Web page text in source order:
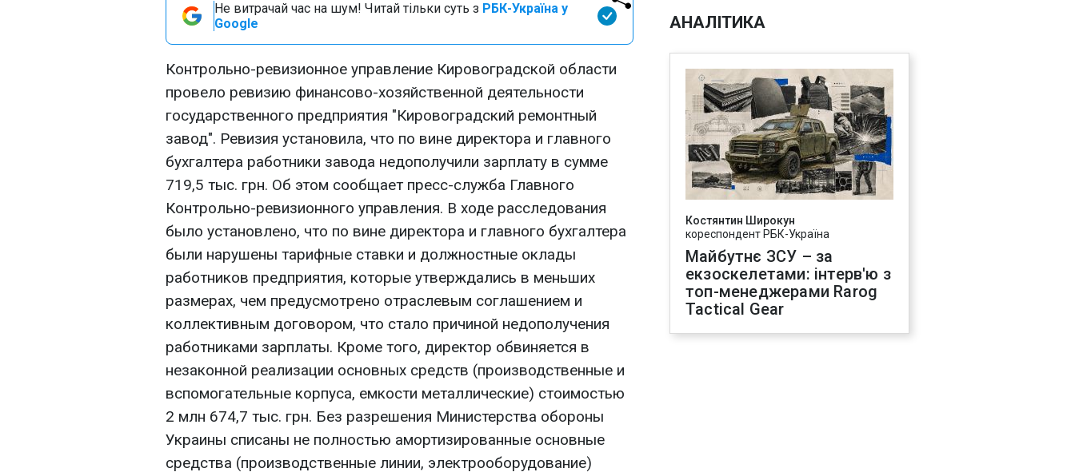
Не витрачай час на шум! Читай тільки суть з РБК-Україна у
Google
Контрольно-ревизионное управление Кировоградской области
провело ревизию финансово-хозяйственной деятельности
государственного предприятия "Кировоградский ремонтный
завод". Ревизия установила, что по вине директора и главного
бухгалтера работники завода недополучили зарплату в сумме
719,5 тыс. грн. Об этом сообщает пресс-служба Главного
Контрольно-ревизионного управления. В ходе расследования
было установлено, что по вине директора и главного бухгалтера
были нарушены тарифные ставки и должностные оклады
работников предприятия, которые утверждались в меньших
размерах, чем предусмотрено отраслевым соглашением и
коллективным договором, что стало причиной недополучения
работниками зарплаты. Кроме того, директор обвиняется в
незаконной реализации основных средств (производственные и
вспомогательные корпуса, емкости металлические) стоимостью
2 млн 674,7 тыс. грн. Без разрешения Министерства обороны
Украины списаны не полностью амортизированные основные
средства (производственные линии, электрооборудование)
АНАЛІТИКА
Костянтин Широкун
кореспондент РБК-Україна
Майбутнє ЗСУ – за
екзоскелетами: інтерв'ю з
топ-менеджерами Rarog
Tactical Gear